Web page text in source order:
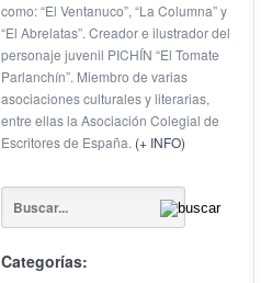
como: “El Ventanuco”, “La Columna” y
“El Abrelatas”. Creador e ilustrador del
personaje juvenil PICHÍN “El Tomate
Parlanchín”. Miembro de varias
asociaciones culturales y literarias,
entre ellas la Asociación Colegial de
Escritores de España. (+ INFO)
Categorías: